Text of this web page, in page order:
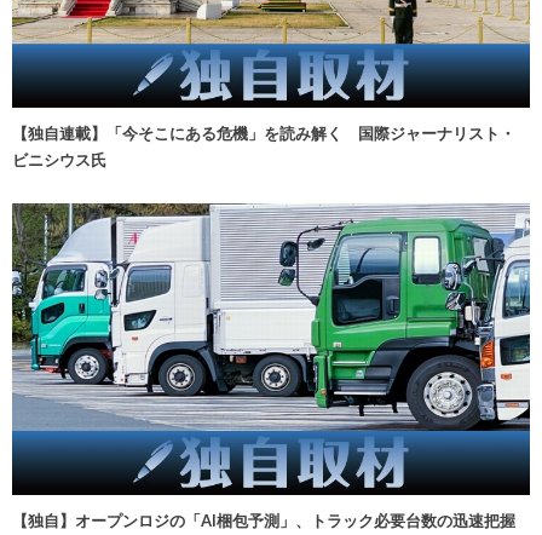
【独自連載】「今そこにある危機」を読み解く 国際ジャーナリスト・
ビニシウス氏
【独自】オープンロジの「AI梱包予測」、トラック必要台数の迅速把握